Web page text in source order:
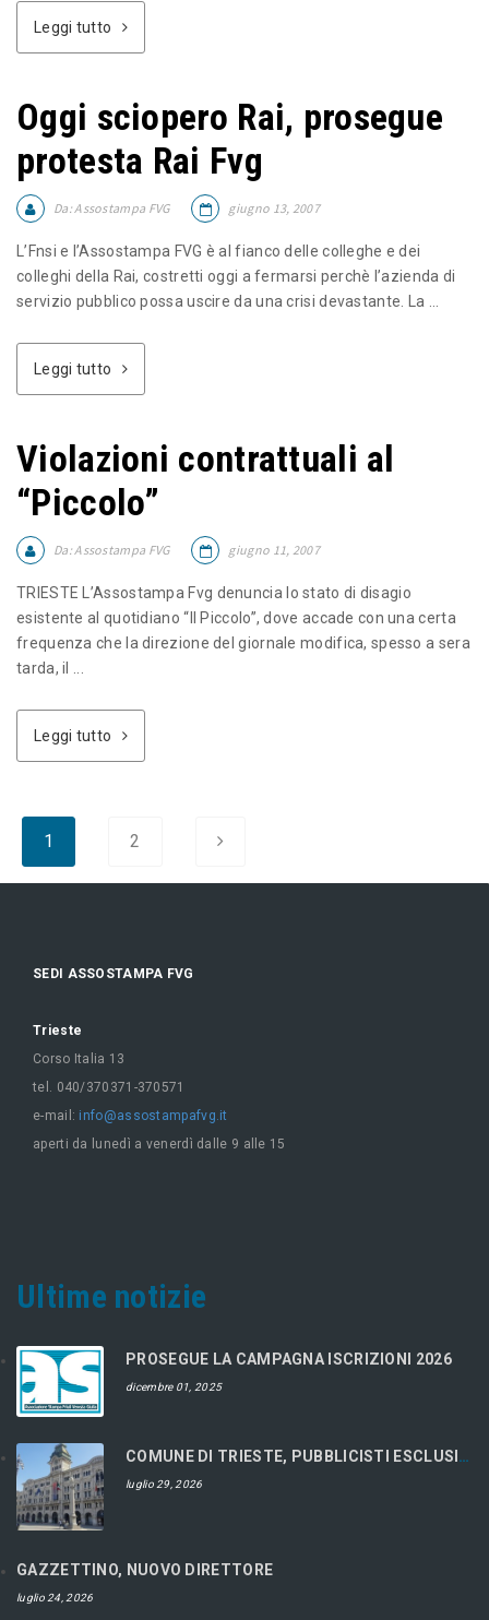
Leggi tutto
Oggi sciopero Rai, prosegue
protesta Rai Fvg
Da:Assostampa FVG giugno 13, 2007
L’Fnsi e l’Assostampa FVG è al fianco delle colleghe e dei
colleghi della Rai, costretti oggi a fermarsi perchè l’azienda di
servizio pubblico possa uscire da una crisi devastante. La ...
Leggi tutto
Violazioni contrattuali al
“Piccolo”
Da:Assostampa FVG giugno 11, 2007
TRIESTE L’Assostampa Fvg denuncia lo stato di disagio
esistente al quotidiano “Il Piccolo”, dove accade con una certa
frequenza che la direzione del giornale modifica, spesso a sera
tarda, il ...
Leggi tutto
1 2
SEDI ASSOSTAMPA FVG
Trieste
Corso Italia 13
tel. 040/370371-370571
e-mail: info@assostampafvg.it
aperti da lunedì a venerdì dalle 9 alle 15
Ultime notizie
PROSEGUE LA CAMPAGNA ISCRIZIONI 2026
dicembre 01, 2025
COMUNE DI TRIESTE, PUBBLICISTI ESCLUSI DAL CONCORSO
luglio 29, 2026
GAZZETTINO, NUOVO DIRETTORE
luglio 24, 2026